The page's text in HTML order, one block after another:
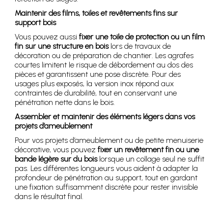
Maintenir des films, toiles et revêtements fins sur
support bois
Vous pouvez aussi fixer une toile de protection ou un film
fin sur une structure en boislors de travaux de
décoration ou de préparation de chantier. Les agrafes
courtes limitent le risque de débordement au dos des
pièces et garantissent une pose discrète. Pour des
usages plus exposés, la version inox répond aux
contraintes de durabilité, tout en conservant une
pénétration nette dans le bois.
Assembler et maintenir des éléments légers dans vos
projets d’ameublement
Pour vos projets d’ameublement ou de petite menuiserie
décorative, vous pouvez fixer un revêtement fin ou une
bande légère sur du boislorsque un collage seul ne suffit
pas. Les différentes longueurs vous aident à adapter la
profondeur de pénétration au support, tout en gardant
une fixation suffisamment discrète pour rester invisible
dans le résultat final.